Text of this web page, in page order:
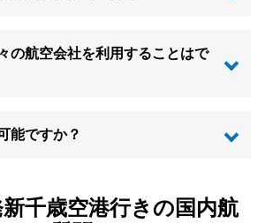
の航空会社を利用することはで
能ですか？
千歳空港行きの国内航